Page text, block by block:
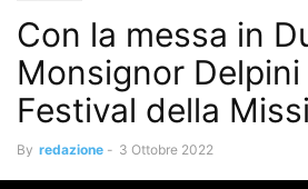
Con la messa in
Monsignor
Festival della
By redazione - 3 Ottobre 2022